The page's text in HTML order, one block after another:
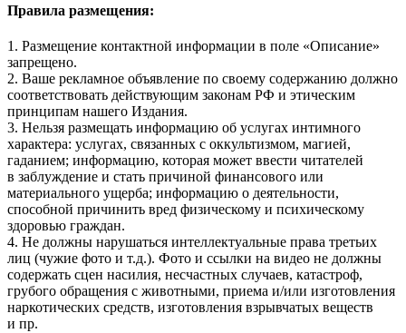
Правила размещения:
1. Размещение контактной информации в поле «Описание»
запрещено.
2. Ваше рекламное объявление по своему содержанию должно
соответствовать действующим законам РФ и этическим
принципам нашего Издания.
3. Нельзя размещать информацию об услугах интимного
характера: услугах, связанных с оккультизмом, магией,
гаданием; информацию, которая может ввести читателей
в заблуждение и стать причиной финансового или
материального ущерба; информацию о деятельности,
способной причинить вред физическому и психическому
здоровью граждан.
4. Не должны нарушаться интеллектуальные права третьих
лиц (чужие фото и т.д.). Фото и ссылки на видео не должны
содержать сцен насилия, несчастных случаев, катастроф,
грубого обращения с животными, приема и/или изготовления
наркотических средств, изготовления взрывчатых веществ
и пр.